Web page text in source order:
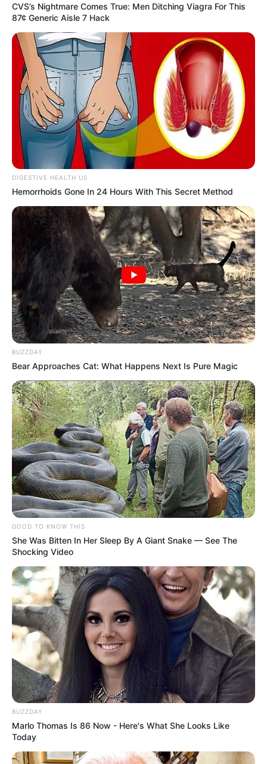
22:20 / 06 Avqust 2026 KRİMİNAL
Velosiped sürən beş yaşlı uşaq
traktorun altında qalaraq öldü
40 0 0
22:04 / 06 Avqust 2026 CƏMİYYƏT
Paytaxtın bu ərazilərindəqaz olmayacaq
57 0 0
21:43 / 06 Avqust 2026 CƏMİYYƏT
Əhalinin diqqətinə! Bu tarixdən havalar
SƏRİNLƏŞİR
58 0 0
CVS’s Nightmare Comes True: Men Ditching Viagra For This
87¢ Generic Aisle 7 Hack
DIGESTIVE HEALTH US
Hemorrhoids Gone In 24 Hours With This Secret Method
BUZZDAY
Bear Approaches Cat: What Happens Next Is Pure Magic
GOOD TO KNOW THIS
She Was Bitten In Her Sleep By A Giant Snake — See The
Shocking Video
BUZZDAY
Marlo Thomas Is 86 Now - Here's What She Looks Like
Today